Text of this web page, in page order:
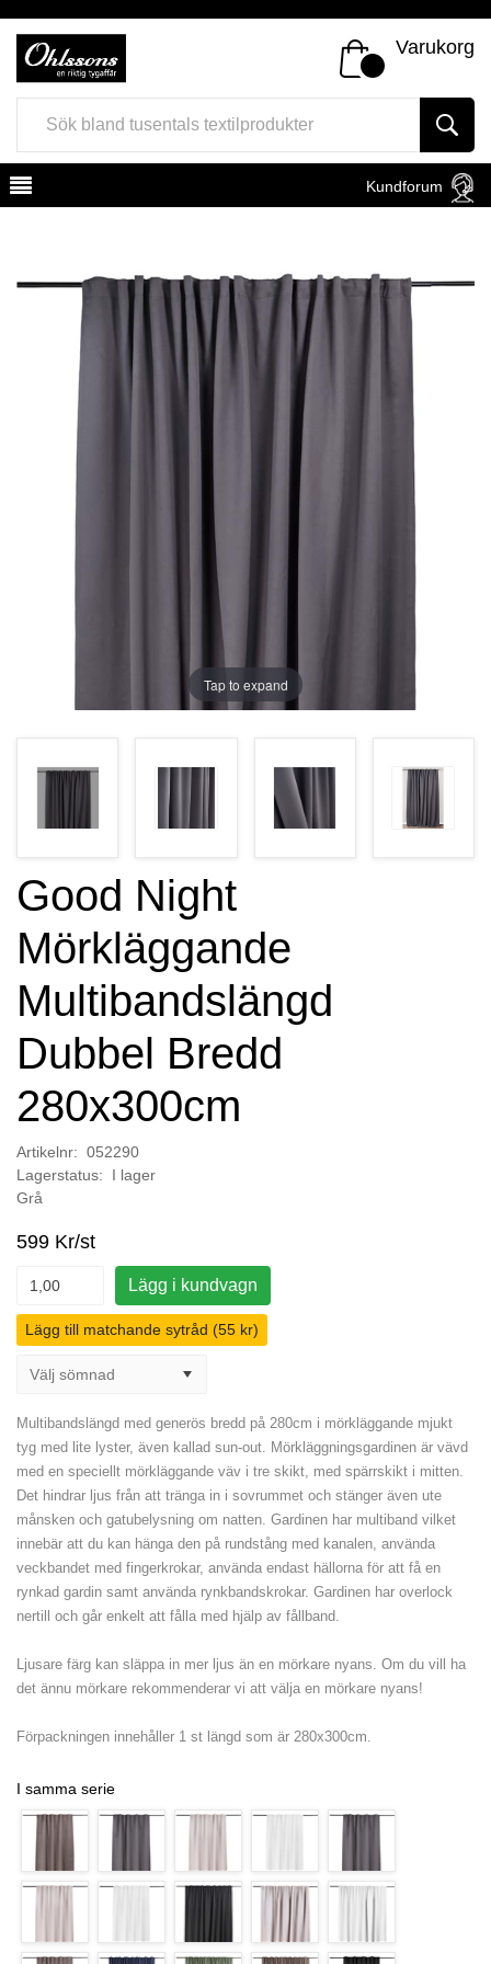
Varukorg
Kundforum
Register
Tap to expand
Good Night
Mörkläggande
Multibandslängd
Dubbel Bredd
280x300cm
Artikelnr: 052290
Lagerstatus: I lager
Grå
599 Kr/st
Lägg i kundvagn
Lägg till matchande sytråd (55 kr)
Multibandslängd med generös bredd på 280cm i mörkläggande mjukt
tyg med lite lyster, även kallad sun-out. Mörkläggningsgardinen är vävd
med en speciellt mörkläggande väv i tre skikt, med spärrskikt i mitten.
Det hindrar ljus från att tränga in i sovrummet och stänger även ute
månsken och gatubelysning om natten. Gardinen har multiband vilket
innebär att du kan hänga den på rundstång med kanalen, använda
veckbandet med fingerkrokar, använda endast hällorna för att få en
rynkad gardin samt använda rynkbandskrokar. Gardinen har overlock
nertill och går enkelt att fålla med hjälp av fållband.
Ljusare färg kan släppa in mer ljus än en mörkare nyans. Om du vill ha
det ännu mörkare rekommenderar vi att välja en mörkare nyans!
Förpackningen innehåller 1 st längd som är 280x300cm.
I samma serie